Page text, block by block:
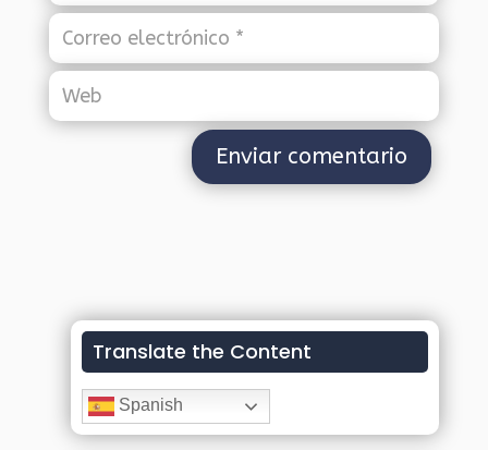
Translate the Content
Spanish